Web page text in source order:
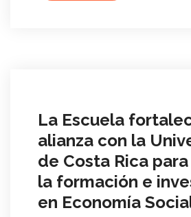
La Escuela
alianza con la
de Costa Rica
la formación e
en Economía